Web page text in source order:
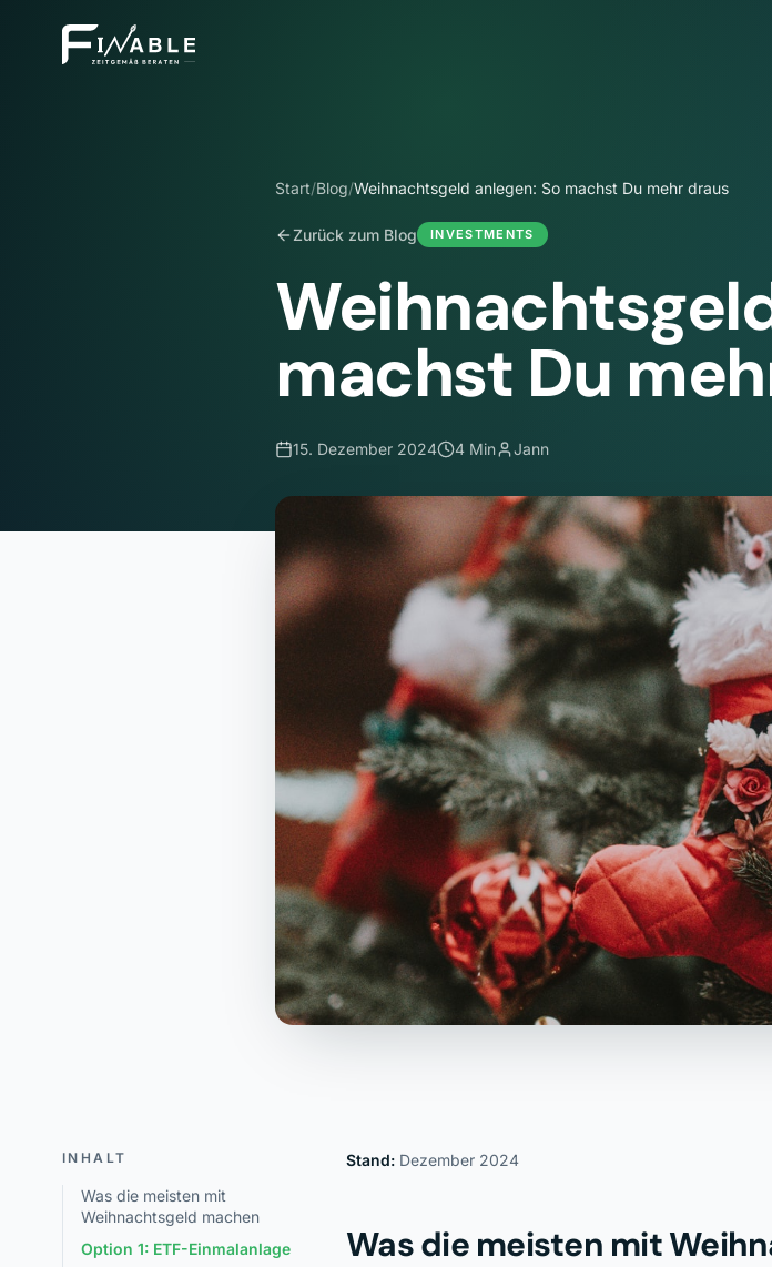
Start/Blog/Weihnachtsgeld anlegen: So machst Du mehr draus
Zurück zum Blog INVESTMENTS
machst Du
15. Dezember 2024 4 Min Jann
INHALT
Was die meisten mit
Weihnachtsgeld machen
Option 1: ETF-Einmalanlage
Stand: Dezember 2024
Was die meisten mit